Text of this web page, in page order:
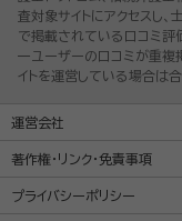
査対象サイトにアクセスし
で掲載されている口コミ評
一ユーザーの口コミが重
イトを運営している場合は
運営会社
著作権・リンク・免責事項
プライバシーポリシー